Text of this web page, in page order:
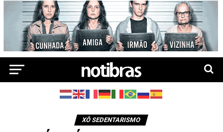
XÔ SEDENTARISMO